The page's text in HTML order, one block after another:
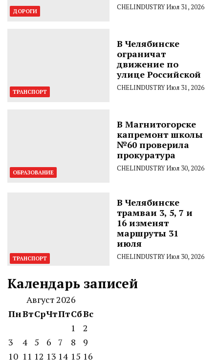
ДОРОГИ CHELINDUSTRYИюл 31, 2026
ТРАНСПОРТ
В Челябинске
ограничат
движение по
улице Российской
CHELINDUSTRYИюл 31, 2026
ОБРАЗОВАНИЕ
В Магнитогорске
капремонт школы
№60 проверила
прокуратура
CHELINDUSTRYИюл 30, 2026
ТРАНСПОРТ
В Челябинске
трамваи 3, 5, 7 и
16 изменят
маршруты 31
июля
CHELINDUSTRYИюл 30, 2026
Календарь записей
Август 2026
ПнВтСрЧтПтСбВс
1
2
3
4 5 6 7 8
9
10 11 12 13 14 15 16